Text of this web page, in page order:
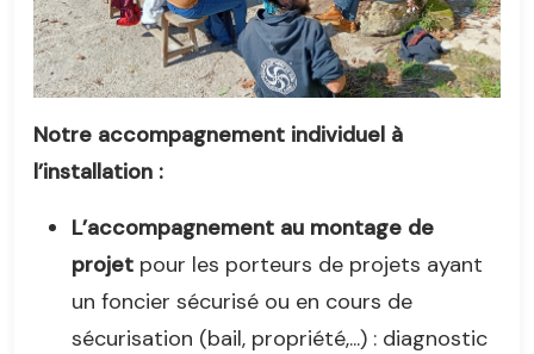
Notre accompagnement individuel à
l’installation :
L’accompagnement au montage de
projet pour les porteurs de projets ayant
un foncier sécurisé ou en cours de
sécurisation (bail, propriété,...) : diagnostic